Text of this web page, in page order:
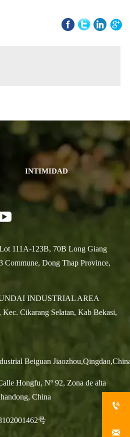
INTIMIDAD
111A-123B, 70B Long Giang
Commune, Dong Thap Province,
INDUSTRIAL AREA
Kec. Cikarang Selatan, Kab Bekasi,
Beiguan
Hongfu, Nº 92, Zona de alta
China
号

